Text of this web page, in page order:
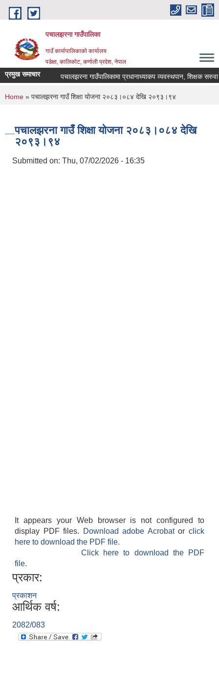
Skip to main content
पचालझरना गाउँपालिका
गाउँ कार्यापालिकाको कार्यालय
पडेक्षा, कालिकोट, कर्णाली प्रदेश, नेपाल
प्रमुख समाचार पचालझरना गाउँपालिकामा प्रधानाध्याकप व्यवस्थपान, शिक्षक सरुवा
You are here
Home » पचालझरना गाउँ शिक्षा योजना २०८३।०८४ देखि २०९३।९४
पचालझरना गाउँ शिक्षा योजना २०८३।०८४ देखि
२०९३।९४
Submitted on: Thu, 07/02/2026 - 16:35
It appears your Web browser is not configured to
display PDF files.
Download adobe Acrobatorclick
here to download the PDF file.
Click here to download the PDF
file.
प्रकार:
प्रकाशन
आर्थिक वर्ष:
2082/083